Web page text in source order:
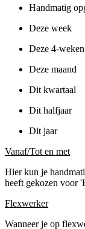
Handmatig
Deze week
Deze 4-
Deze maand
Dit kwartaal
Dit halfjaar
Dit jaar
Vanaf/Tot en met
Hier kun je
heeft gekozen voor
Flexwerker
Wanneer je op